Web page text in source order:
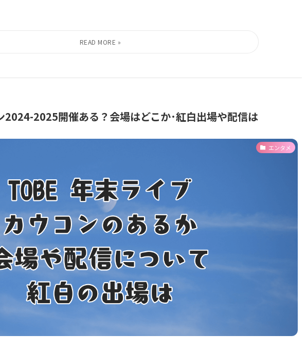
2024-2025開催ある？会場はどこか･紅白出場や配信は
エンタメ